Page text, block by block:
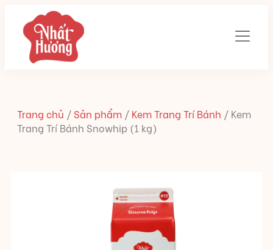
Trang chủ / Sản phẩm / Kem Trang Trí Bánh / Kem
Trang Trí Bánh Snowhip (1 kg)